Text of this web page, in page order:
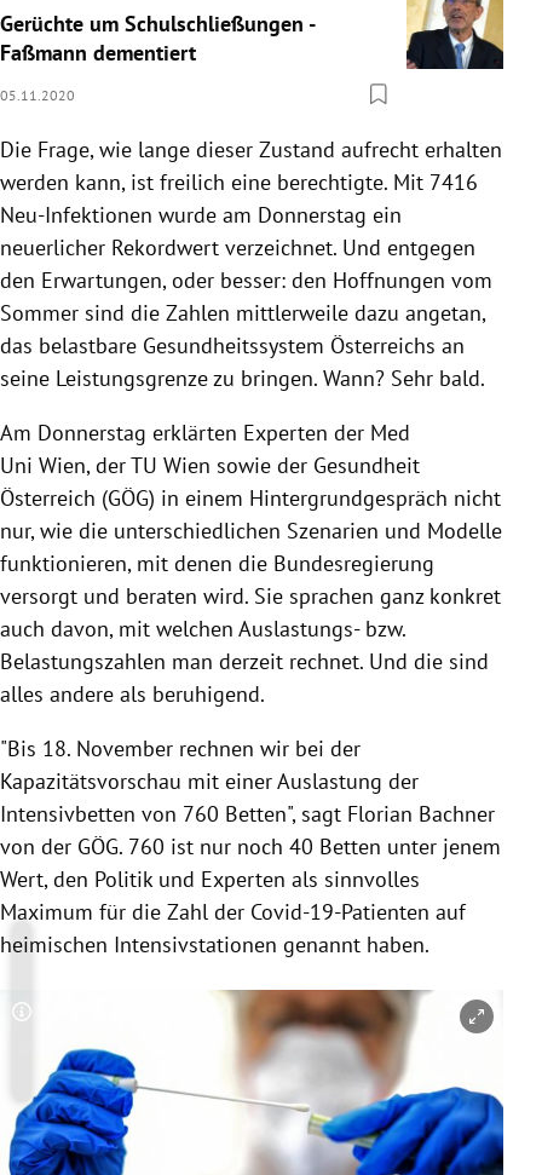
Gerüchte um Schulschließungen -
Faßmann dementiert
05.11.2020
Die Frage, wie lange dieser Zustand aufrecht erhalten
werden kann, ist freilich eine berechtigte. Mit 7416
Neu-Infektionen wurde am Donnerstag ein
neuerlicher Rekordwert verzeichnet. Und entgegen
den Erwartungen, oder besser: den Hoffnungen vom
Sommer sind die Zahlen mittlerweile dazu angetan,
das belastbare Gesundheitssystem Österreichs an
seine Leistungsgrenze zu bringen. Wann? Sehr bald.
Am Donnerstag erklärten Experten der Med
Uni Wien, der TU Wien sowie der Gesundheit
Österreich (GÖG) in einem Hintergrundgespräch nicht
nur, wie die unterschiedlichen Szenarien und Modelle
funktionieren, mit denen die Bundesregierung
versorgt und beraten wird. Sie sprachen ganz konkret
auch davon, mit welchen Auslastungs- bzw.
Belastungszahlen man derzeit rechnet. Und die sind
alles andere als beruhigend.
"Bis 18. November rechnen wir bei der
Kapazitätsvorschau mit einer Auslastung der
Intensivbetten von 760 Betten", sagt Florian Bachner
von der GÖG. 760 ist nur noch 40 Betten unter jenem
Wert, den Politik und Experten als sinnvolles
Maximum für die Zahl der Covid-19-Patienten auf
heimischen Intensivstationen genannt haben.
Copyright-Hinweis öffnen/schließen